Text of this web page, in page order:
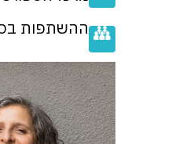
ההשתפות